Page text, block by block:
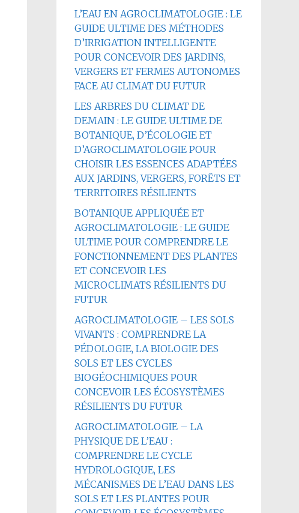
L’EAU EN AGROCLIMATOLOGIE : LE
GUIDE ULTIME DES MÉTHODES
D’IRRIGATION INTELLIGENTE
POUR CONCEVOIR DES JARDINS,
VERGERS ET FERMES AUTONOMES
FACE AU CLIMAT DU FUTUR
LES ARBRES DU CLIMAT DE
DEMAIN : LE GUIDE ULTIME DE
BOTANIQUE, D’ÉCOLOGIE ET
D’AGROCLIMATOLOGIE POUR
CHOISIR LES ESSENCES ADAPTÉES
AUX JARDINS, VERGERS, FORÊTS ET
TERRITOIRES RÉSILIENTS
BOTANIQUE APPLIQUÉE ET
AGROCLIMATOLOGIE : LE GUIDE
ULTIME POUR COMPRENDRE LE
FONCTIONNEMENT DES PLANTES
ET CONCEVOIR LES
MICROCLIMATS RÉSILIENTS DU
FUTUR
AGROCLIMATOLOGIE – LES SOLS
VIVANTS : COMPRENDRE LA
PÉDOLOGIE, LA BIOLOGIE DES
SOLS ET LES CYCLES
BIOGÉOCHIMIQUES POUR
CONCEVOIR LES ÉCOSYSTÈMES
RÉSILIENTS DU FUTUR
AGROCLIMATOLOGIE – LA
PHYSIQUE DE L’EAU :
COMPRENDRE LE CYCLE
HYDROLOGIQUE, LES
MÉCANISMES DE L’EAU DANS LES
SOLS ET LES PLANTES POUR